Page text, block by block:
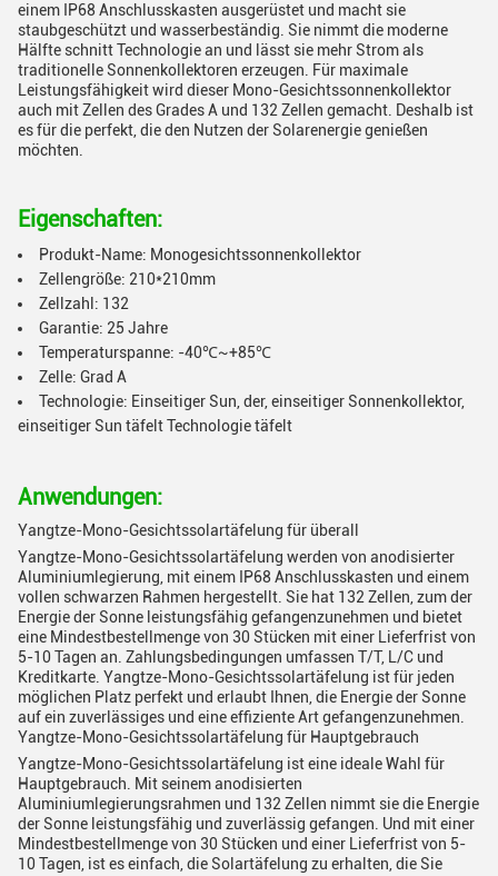
einem IP68 Anschlusskasten ausgerüstet und macht sie
staubgeschützt und wasserbeständig. Sie nimmt die moderne
Hälfte schnitt Technologie an und lässt sie mehr Strom als
traditionelle Sonnenkollektoren erzeugen. Für maximale
Leistungsfähigkeit wird dieser Mono-Gesichtssonnenkollektor
auch mit Zellen des Grades A und 132 Zellen gemacht. Deshalb ist
es für die perfekt, die den Nutzen der Solarenergie genießen
möchten.
Eigenschaften:
Produkt-Name: Monogesichtssonnenkollektor
Zellengröße: 210*210mm
Zellzahl: 132
Garantie: 25 Jahre
Temperaturspanne: -40℃~+85℃
Zelle: Grad A
Technologie: Einseitiger Sun, der, einseitiger Sonnenkollektor,
einseitiger Sun täfelt Technologie täfelt
Anwendungen:
Yangtze-Mono-Gesichtssolartäfelung für überall
Yangtze-Mono-Gesichtssolartäfelung werden von anodisierter
Aluminiumlegierung, mit einem IP68 Anschlusskasten und einem
vollen schwarzen Rahmen hergestellt. Sie hat 132 Zellen, zum der
Energie der Sonne leistungsfähig gefangenzunehmen und bietet
eine Mindestbestellmenge von 30 Stücken mit einer Lieferfrist von
5-10 Tagen an. Zahlungsbedingungen umfassen T/T, L/C und
Kreditkarte. Yangtze-Mono-Gesichtssolartäfelung ist für jeden
möglichen Platz perfekt und erlaubt Ihnen, die Energie der Sonne
auf ein zuverlässiges und eine effiziente Art gefangenzunehmen.
Yangtze-Mono-Gesichtssolartäfelung für Hauptgebrauch
Yangtze-Mono-Gesichtssolartäfelung ist eine ideale Wahl für
Hauptgebrauch. Mit seinem anodisierten
Aluminiumlegierungsrahmen und 132 Zellen nimmt sie die Energie
der Sonne leistungsfähig und zuverlässig gefangen. Und mit einer
Mindestbestellmenge von 30 Stücken und einer Lieferfrist von 5-
10 Tagen, ist es einfach, die Solartäfelung zu erhalten, die Sie